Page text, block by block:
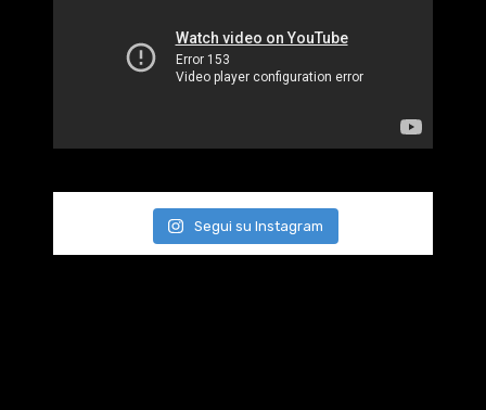
Segui su Instagram